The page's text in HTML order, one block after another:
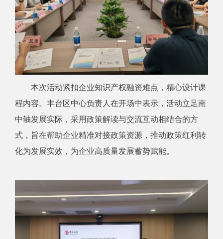
本次活动紧扣企业知识产权融资难点，精心设计课
程内容。丰台区中心负责人在开场中表示，活动立足南
中轴发展实际，采用政策解读与交流互动相结合的方
式，旨在帮助企业精准对接政策资源，推动政策红利转
化为发展实效，为企业高质量发展蓄势赋能。